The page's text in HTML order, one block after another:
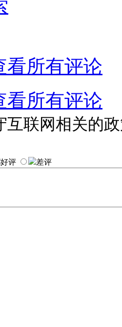
看所有评论
看所有评论
互联网相关的
好评 差评